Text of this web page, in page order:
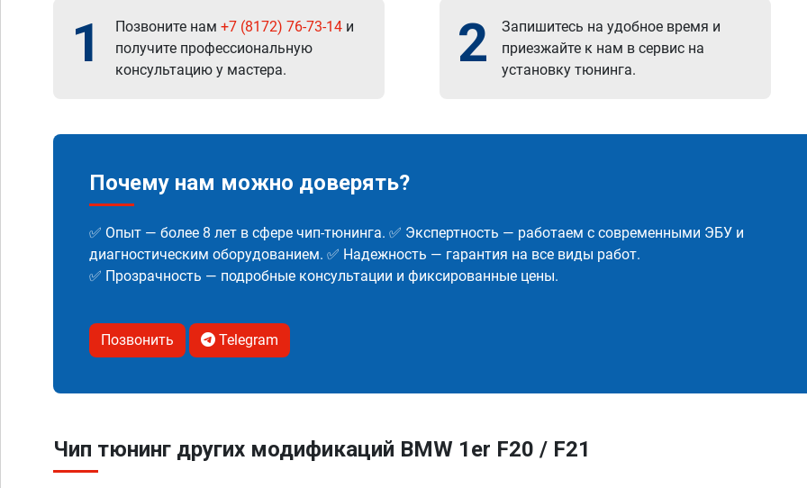
1 Позвоните нам +7 (8172) 76-73-14 и
получите профессиональную
консультацию у мастера.
2
Запишитесь на удобное время и
приезжайте к нам в сервис на
установку тюнинга.
Почему нам можно доверять?
✅ Опыт — более 8 лет в сфере чип-тюнинга. ✅ Экспертность — работаем с современными ЭБУ и
диагностическим оборудованием. ✅ Надежность — гарантия на все виды работ.
✅ Прозрачность — подробные консультации и фиксированные цены.
Позвонить Telegram
Чип тюнинг других модификаций BMW 1er F20 / F21